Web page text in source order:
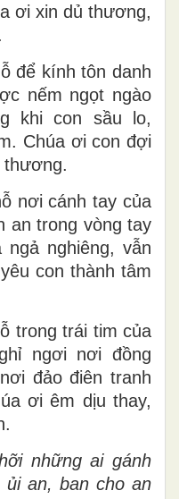
ơi xin dủ thương,
để kính tôn danh
nếm ngọt ngào
khi con sầu lo,
Chúa ơi con đợi
thương.
nơi cánh tay của
an trong vòng tay
nghiêng, vẫn
con thành tâm
trong trái tim của
ngơi nơi đồng
đảo điên tranh
ơi êm dịu thay,
những ai gánh
ủi an, ban cho an